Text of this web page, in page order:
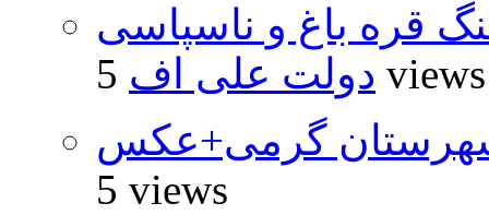
قره باغ و ناسپاسی
دولت علی اف 5 views
گرمی+عکس
5 views